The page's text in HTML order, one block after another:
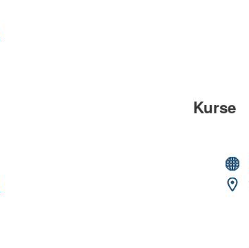
Kurse